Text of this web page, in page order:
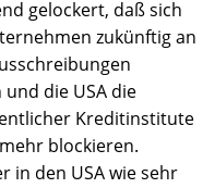
gelockert, daß sich
zukünftig an
die USA die
Kreditinstitute
blockieren.
in den USA wie sehr